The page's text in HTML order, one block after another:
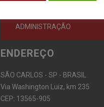
ADMINISTRAÇÃO
ENDEREÇO
SÃO CARLOS - SP - BRASIL
Via Washington Luiz, km 235
CEP: 13565-905